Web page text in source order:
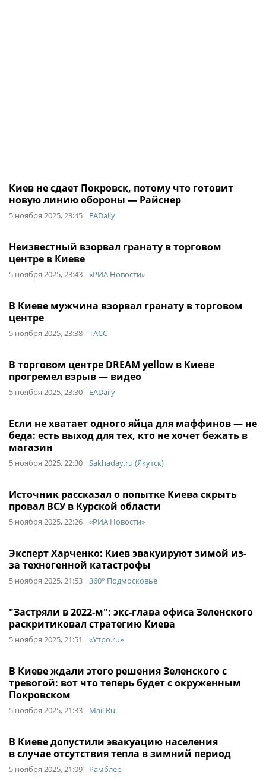
Киев не сдает Покровск, потому что готовит
новую линию обороны — Райснер
5 ноября 2025, 23:45 EADaily
Неизвестный взорвал гранату в торговом
центре в Киеве
5 ноября 2025, 23:43 «РИА Новости»
В Киеве мужчина взорвал гранату в торговом
центре
5 ноября 2025, 23:38 ТАСС
В торговом центре DREAM yellow в Киеве
прогремел взрыв — видео
5 ноября 2025, 23:30 EADaily
Если не хватает одного яйца для маффинов — не
беда: есть выход для тех, кто не хочет бежать в
магазин
5 ноября 2025, 22:30 Sakhaday.ru (Якутск)
Источник рассказал о попытке Киева скрыть
провал ВСУ в Курской области
5 ноября 2025, 22:26 «РИА Новости»
Эксперт Харченко: Киев эвакуируют зимой из-
за техногенной катастрофы
5 ноября 2025, 21:53 360° Подмосковье
"Застряли в 2022-м": экс-глава офиса Зеленского
раскритиковал стратегию Киева
5 ноября 2025, 21:51 «Утро.ru»
В Киеве ждали этого решения Зеленского с
тревогой: вот что теперь будет с окруженным
Покровском
5 ноября 2025, 21:33 Mail.Ru
В Киеве допустили эвакуацию населения
в случае отсутствия тепла в зимний период
5 ноября 2025, 21:09 Рамблер